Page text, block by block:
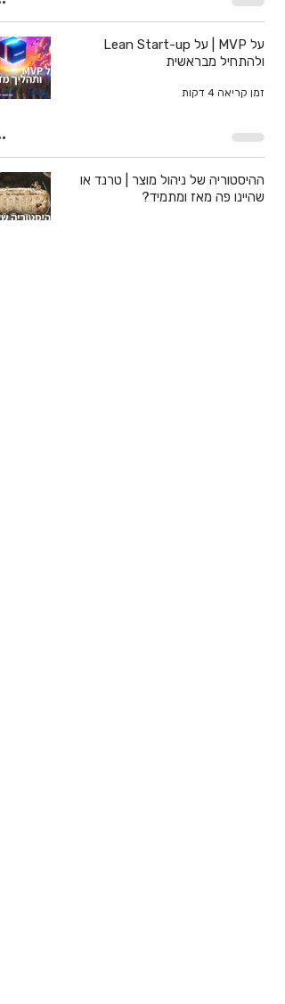
על MVP | על Lean Start-up
ולהתחיל מבראשית
זמן קריאה 4 דקות
ההיסטוריה של ניהול מוצר | טרנד או
שהיינו פה מאז ומתמיד?